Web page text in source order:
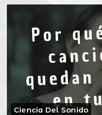
Ciencia Del Sonido